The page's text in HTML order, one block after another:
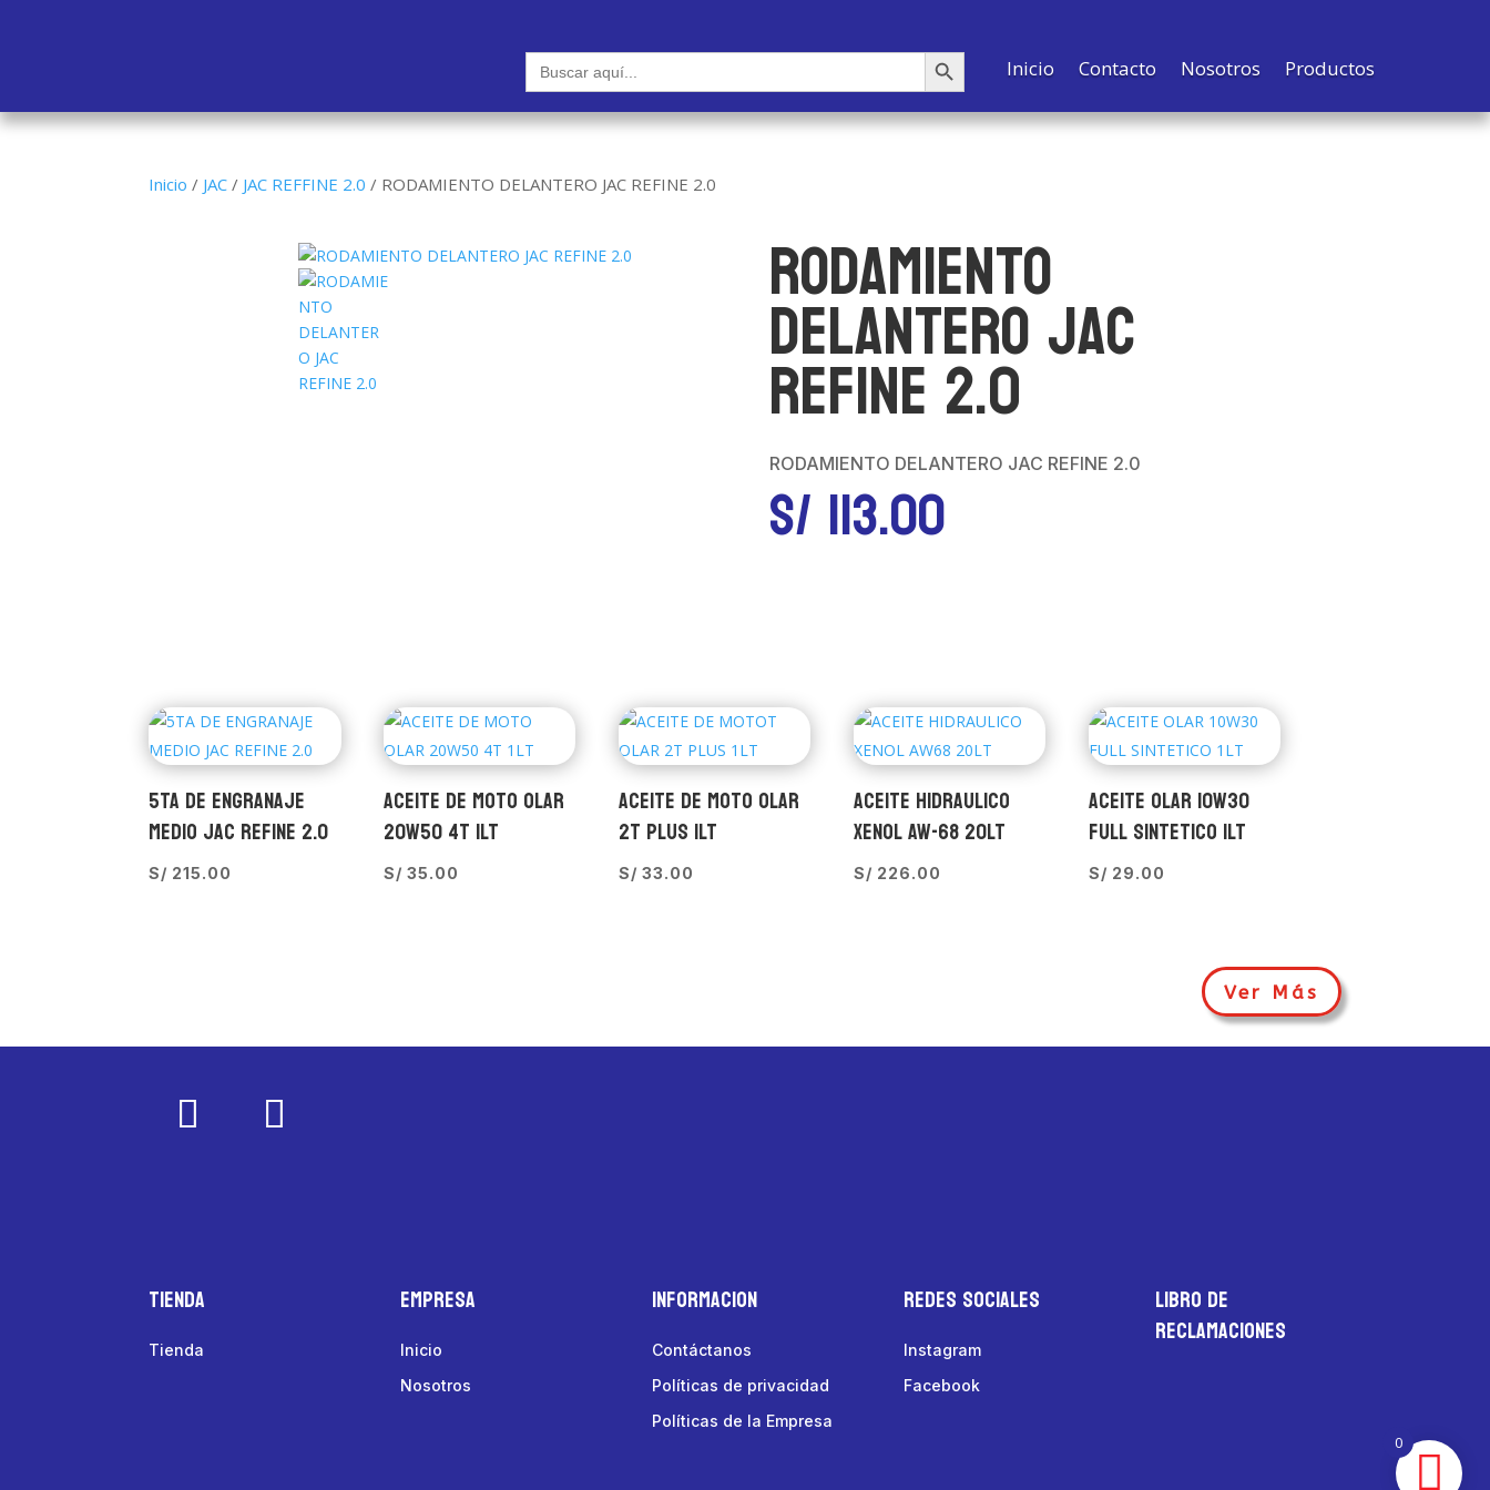
Buscar: Botón de búsqueda
Inicio Contacto Nosotros Productos
Inicio / JAC / JAC REFFINE 2.0 / RODAMIENTO DELANTERO JAC REFINE 2.0
RODAMIENTO
DELANTERO JAC
REFINE 2.0
RODAMIENTO DELANTERO JAC REFINE 2.0
S/113.00
5TA DE ENGRANAJE
MEDIO JAC REFINE 2.0
S/ 215.00
ACEITE DE MOTO OLAR
20W50 4T 1LT
S/ 35.00
ACEITE DE MOTO OLAR
2T PLUS 1LT
S/ 33.00
ACEITE HIDRAULICO
XENOL AW-68 20LT
S/ 226.00
ACEITE OLAR 10W30
FULL SINTETICO 1LT
S/ 29.00
Ver Más
Tienda
Tienda
Empresa
Inicio
Nosotros
Informacion
Contáctanos
Políticas de privacidad
Políticas de la Empresa
Redes Sociales
Instagram
Facebook
LIBRO DE
RECLAMACIONES
0